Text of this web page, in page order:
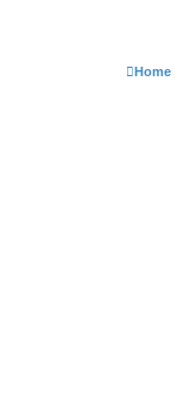
Home